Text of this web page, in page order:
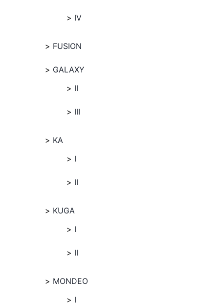
IV
FUSION
GALAXY
II
III
KA
I
II
KUGA
I
II
MONDEO
I